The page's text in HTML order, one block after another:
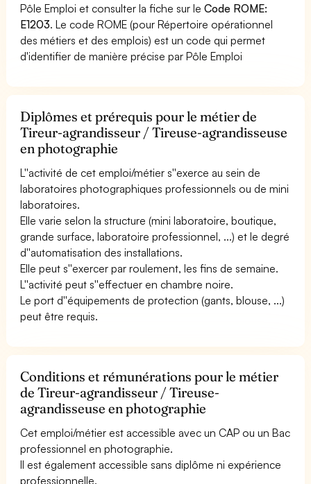
Pôle Emploi et consulter la fiche sur leCode ROME:
E1203. Le code ROME (pour Répertoire opérationnel
des métiers et des emplois) est un code qui permet
d'identifier de manière précise par Pôle Emploi
Diplômes et prérequis pour le métier de
Tireur-agrandisseur / Tireuse-agrandisseuse
en photographie
L''activité de cet emploi/métier s''exerce au sein de
laboratoires photographiques professionnels ou de mini
laboratoires.
Elle varie selon la structure (mini laboratoire, boutique,
grande surface, laboratoire professionnel, ...) et le degré
d''automatisation des installations.
Elle peut s''exercer par roulement, les fins de semaine.
L''activité peut s''effectuer en chambre noire.
Le port d''équipements de protection (gants, blouse, ...)
peut être requis.
Conditions et rémunérations pour le métier
de Tireur-agrandisseur / Tireuse-
agrandisseuse en photographie
Cet emploi/métier est accessible avec un CAP ou un Bac
professionnel en photographie.
Il est également accessible sans diplôme ni expérience
professionnelle.